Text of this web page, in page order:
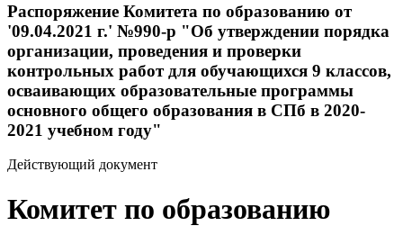
Распоряжение Комитета по образованию от
'09.04.2021 г.' №990-р "Об утверждении порядка
организации, проведения и проверки
контрольных работ для обучающихся 9 классов,
осваивающих образовательные программы
основного общего образования в СПб в 2020-
2021 учебном году"
Действующий документ
Комитет по образованию